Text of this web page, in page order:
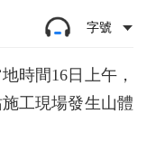
字號
時間16日上午，
工現場發生山體